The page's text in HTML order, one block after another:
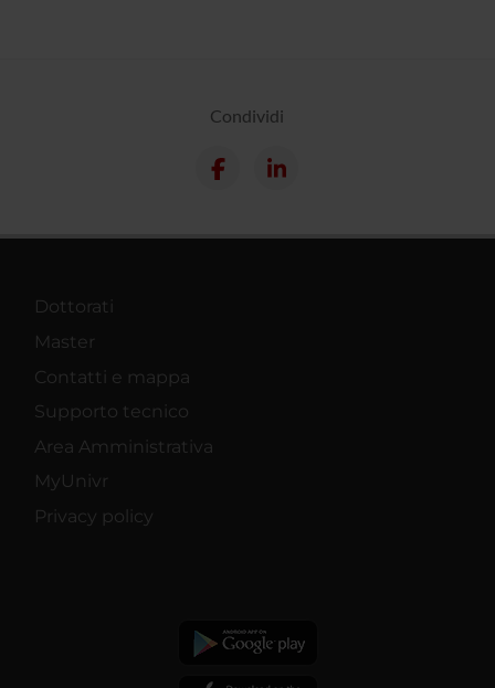
Condividi
Dottorati
Master
Contatti e mappa
Supporto tecnico
Area Amministrativa
MyUnivr
Privacy policy